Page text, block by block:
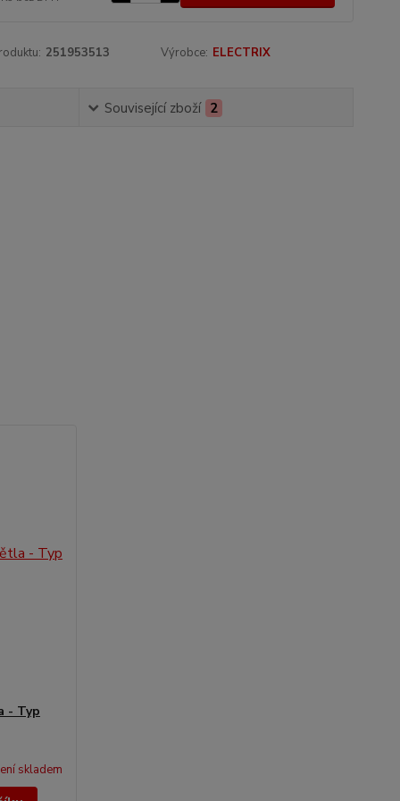
251953513 Výrobce: ELECTRIX
Související zboží 2
- Typ
skladem